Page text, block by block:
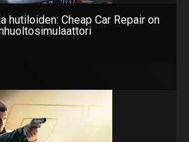
hutiloiden: Cheap Car Repair on